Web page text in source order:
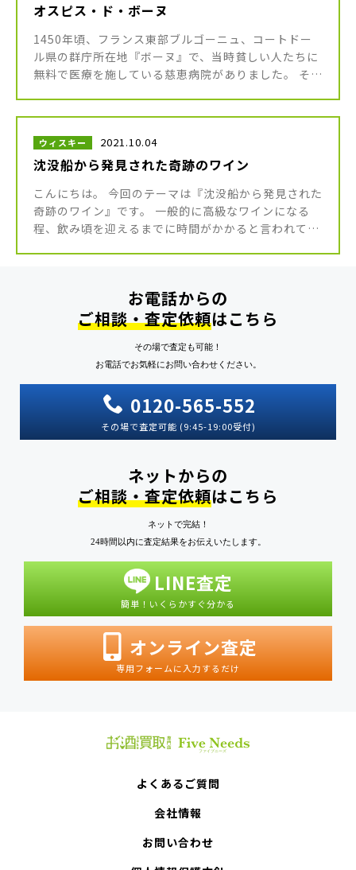
オスピス・ド・ボーヌ
1450年頃、フランス東部ブルゴーニュ、コートドー
ル県の群庁所在地『ボーヌ』で、当時貧しい人たちに
無料で医療を施している慈恵病院がありました。 その
ウィスキー 2021.10.04
沈没船から発見された奇跡のワイン
こんにちは。 今回のテーマは『沈没船から発見された
奇跡のワイン』です。 一般的に高級なワインになる
程、飲み頃を迎えるまでに時間がかかると言われてお
お電話からの
ご相談・査定依頼はこちら
その場で査定も可能！
お電話でお気軽にお問い合わせください。
0120-565-552
その場で査定可能 (9:45-19:00受付)
ネットからの
ご相談・査定依頼はこちら
ネットで完結！
24時間以内に査定結果をお伝えいたします。
LINE査定
簡単！いくらかすぐ分かる
オンライン査定
専用フォームに入力するだけ
よくあるご質問
会社情報
お問い合わせ